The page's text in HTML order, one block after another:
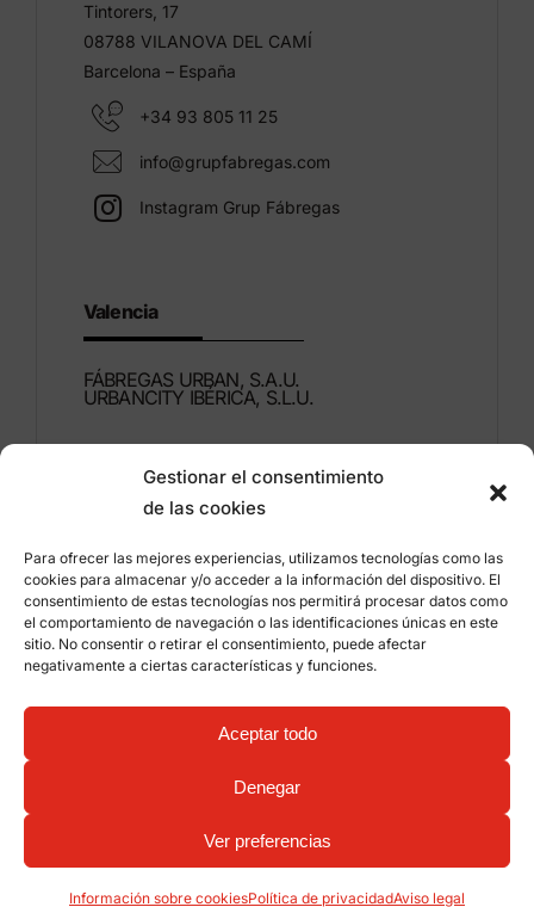
Gestionar el consentimiento
de las cookies
Para ofrecer las mejores experiencias, utilizamos tecnologías como las
cookies para almacenar y/o acceder a la información del dispositivo. El
consentimiento de estas tecnologías nos permitirá procesar datos como
el comportamiento de navegación o las identificaciones únicas en este
sitio. No consentir o retirar el consentimiento, puede afectar
negativamente a ciertas características y funciones.
Aceptar todo
Denegar
Ver preferencias
Información sobre cookiesPolítica de privacidadAviso legal
Tintorers, 17
08788 VILANOVA DEL CAMÍ
Barcelona – España
+34 93 805 11 25
info@grupfabregas.com
Instagram Grup Fábregas
Valencia
FÁBREGAS URBAN, S.A.U.
URBANCITY IBÉRICA, S.L.U.
46960 ALDAIA
Valencia – España
+34 96 151 53 44
info@grupfabregas.com
Grup Fábregas
Acceso distribuidores
Aviso legal
Política de privacidad
Información sobre cookies
mobiliario urbano ECO Friendly –
qualitystudio